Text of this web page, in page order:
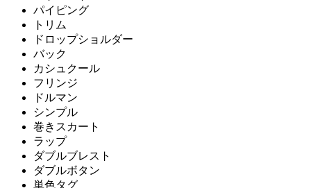
パイピング
トリム
ドロップショルダー
バック
カシュクール
フリンジ
ドルマン
シンプル
巻きスカート
ラップ
ダブルブレスト
ダブルボタン
単色タグ